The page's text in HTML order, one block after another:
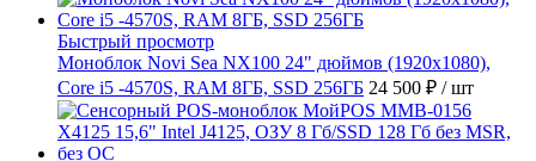
Быстрый просмотр
Моноблок Novi Sea NX100 24" дюймов (1920x1080),
Core i5 -4570S, RAM 8ГБ, SSD 256ГБ 24 500 ₽ / шт